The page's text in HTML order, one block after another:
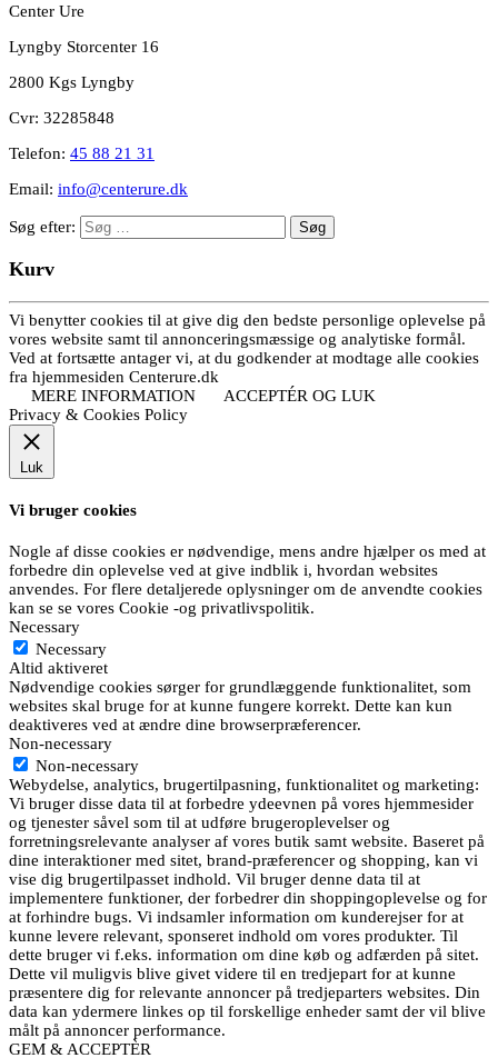
Center Ure
Lyngby Storcenter 16
2800 Kgs Lyngby
Cvr: 32285848
Telefon: 45 88 21 31
Email: info@centerure.dk
Søg efter:
Kurv
Vi benytter cookies til at give dig den bedste personlige oplevelse på
vores website samt til annonceringsmæssige og analytiske formål.
Ved at fortsætte antager vi, at du godkender at modtage alle cookies
fra hjemmesiden Centerure.dk
MERE INFORMATION
ACCEPTÉR OG LUK
Privacy & Cookies Policy
Luk
Vi bruger cookies
Nogle af disse cookies er nødvendige, mens andre hjælper os med at
forbedre din oplevelse ved at give indblik i, hvordan websites
anvendes. For flere detaljerede oplysninger om de anvendte cookies
kan se se vores Cookie -og privatlivspolitik.
Necessary
Necessary
Altid aktiveret
Nødvendige cookies sørger for grundlæggende funktionalitet, som
websites skal bruge for at kunne fungere korrekt. Dette kan kun
deaktiveres ved at ændre dine browserpræferencer.
Non-necessary
Non-necessary
Webydelse, analytics, brugertilpasning, funktionalitet og marketing:
Vi bruger disse data til at forbedre ydeevnen på vores hjemmesider
og tjenester såvel som til at udføre brugeroplevelser og
forretningsrelevante analyser af vores butik samt website. Baseret på
dine interaktioner med sitet, brand-præferencer og shopping, kan vi
vise dig brugertilpasset indhold. Vil bruger denne data til at
implementere funktioner, der forbedrer din shoppingoplevelse og for
at forhindre bugs. Vi indsamler information om kunderejser for at
kunne levere relevant, sponseret indhold om vores produkter. Til
dette bruger vi f.eks. information om dine køb og adfærden på sitet.
Dette vil muligvis blive givet videre til en tredjepart for at kunne
præsentere dig for relevante annoncer på tredjeparters websites. Din
data kan ydermere linkes op til forskellige enheder samt der vil blive
målt på annoncer performance.
GEM & ACCEPTÈR